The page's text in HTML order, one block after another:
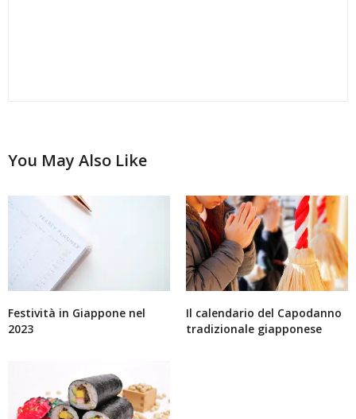
You May Also Like
Festività in Giappone nel
2023
Il calendario del Capodanno
tradizionale giapponese